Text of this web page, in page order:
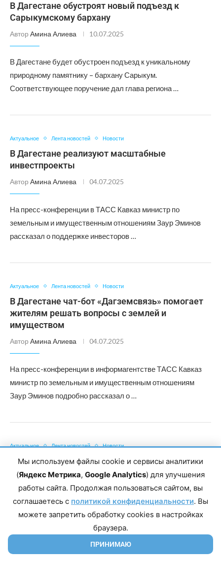
В Дагестане обустроят новый подъезд к
Сарыкумскому бархану
Автор Амина Алиева 10.07.2025
В Дагестане будет обустроен подъезд к уникальному
природному памятнику – бархану Сарыкум.
Соответствующее поручение дал глава региона …
Актуальное Лента новостей Новости
В Дагестане реализуют масштабные
инвестпроекты
Автор Амина Алиева 04.07.2025
На пресс-конференции в ТАСС Кавказ министр по
земельным и имущественным отношениям Заур Эминов
рассказал о поддержке инвесторов …
Актуальное Лента новостей Новости
В Дагестане чат-бот «Дагземсвязь» помогает
жителям решать вопросы с землей и
имуществом
Автор Амина Алиева 04.07.2025
На пресс-конференции в информагентстве ТАСС Кавказ
министр по земельным и имущественным отношениям
Заур Эминов подробно рассказал о …
Актуальное Лента новостей Новости
Заур Эминов рассказал о ключевых судебных
делах в сфере земельно-имущественных
отношений
АвторАмина Алиева 04.07.2025
На пресс-конференции в информагентстве ТАСС Кавказ
министр по земельным и имущественным отношениям
Заур Эминов подробно рассказал о …
Мы используем файлы cookie и сервисы аналитики
(Яндекс Метрика, Google Analytics) для улучшения
работы сайта. Продолжая пользоваться сайтом, вы
соглашаетесь с политикой конфиденциальности. Вы
можете запретить обработку cookies в настройках
браузера.
ПРИНИМАЮ